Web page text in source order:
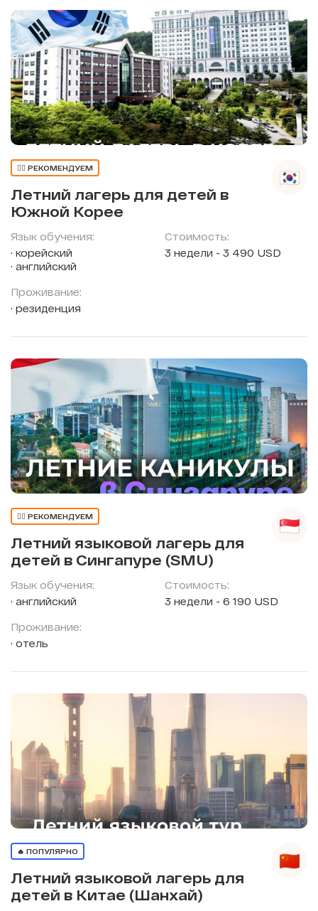
👍🏼 РЕКОМЕНДУЕМ
Летний лагерь для детей в
Южной Корее
Язык обучения:
корейский
английский
Проживание:
резиденция
Стоимость:
3 недели - 3 490 USD
👍🏼 РЕКОМЕНДУЕМ
Летний языковой лагерь для
детей в Сингапуре (SMU)
Язык обучения:
английский
Проживание:
отель
Стоимость:
3 недели - 6 190 USD
🔥 ПОПУЛЯРНО
Летний языковой лагерь для
детей в Китае (Шанхай)